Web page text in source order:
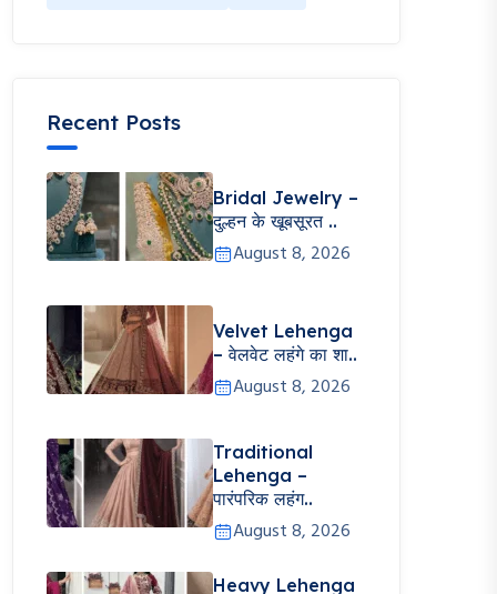
Recent Posts
Bridal Jewelry –
दुल्हन के खूबसूरत ..
August 8, 2026
Velvet Lehenga
– वेलवेट लहंगे का शा..
August 8, 2026
Traditional
Lehenga –
पारंपरिक लहंग..
August 8, 2026
Heavy Lehenga